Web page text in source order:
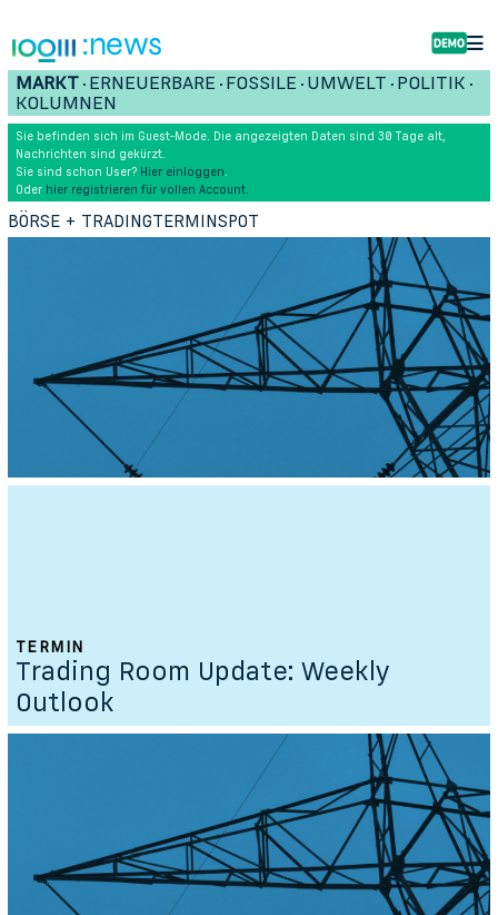
:news
MARKT • ERNEUERBARE • FOSSILE • UMWELT • POLITIK •
KOLUMNEN
Sie befinden sich im Guest-Mode. Die angezeigten Daten sind 30 Tage alt,
Nachrichten sind gekürzt.
Sie sind schon User? Hier einloggen
Oder hier registrieren für vollen Account.
BÖRSE + TRADINGTERMINSPOT
TERMIN
Trading Room Update: Weekly
Outlook